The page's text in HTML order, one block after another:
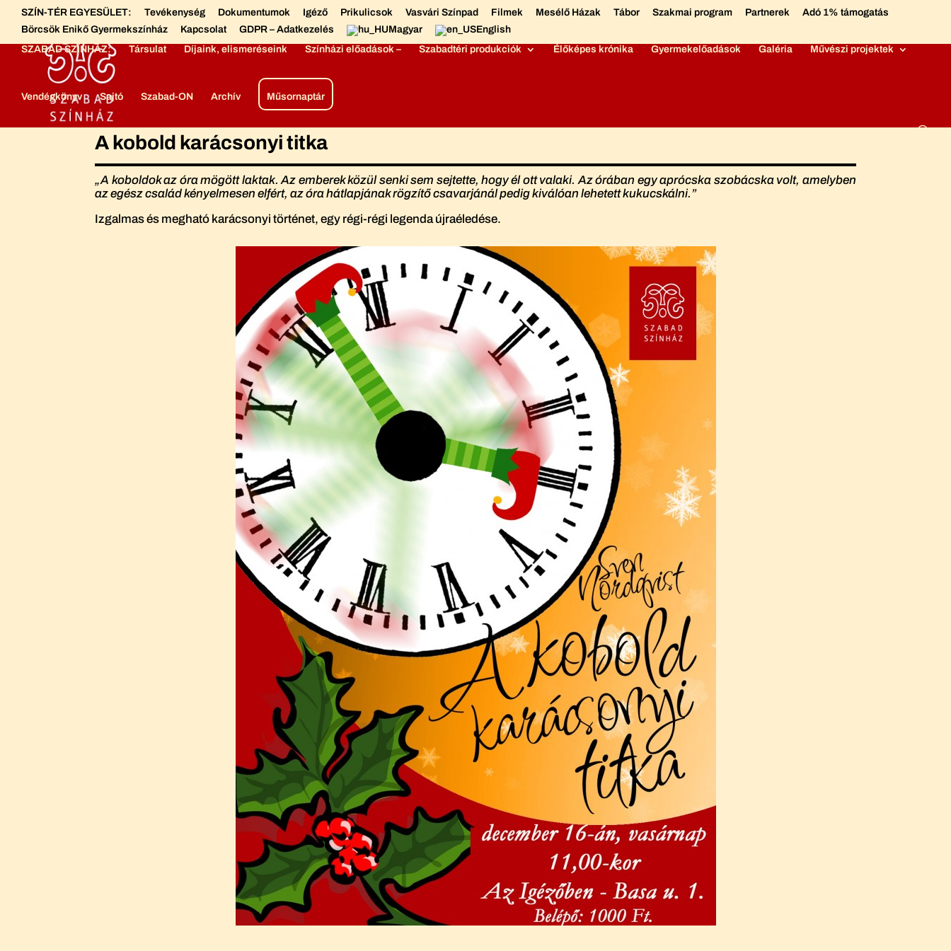
SZÍN-TÉR EGYESÜLET: Tevékenység Dokumentumok Igéző Prikulicsok Vasvári Színpad Filmek Mesélő Házak Tábor Szakmai program Partnerek
Adó 1% támogatás
Börcsök Enikő Gyermekszínház
Kapcsolat GDPR – Adatkezelés Magyar
English
SZABAD SZÍNHÁZ:
Társulat Díjaink, elismeréseink Színházi előadások – Szabadtéri produkciók Élőképes krónika Gyermekelőadások Galéria Művészi projektek
Vendégkönyv Sajtó Szabad-ON Archív Műsornaptár
A kobold karácsonyi titka
„A koboldok az óra mögött laktak. Az emberek közül senki sem sejtette, hogy él ott valaki. Az órában egy aprócska szobácska volt, amelyben
az egész család kényelmesen elfért, az óra hátlapjának rögzítő csavarjánál pedig kiválóan lehetett kukucskálni.”
Izgalmas és megható karácsonyi történet, egy régi-régi legenda újraéledése.